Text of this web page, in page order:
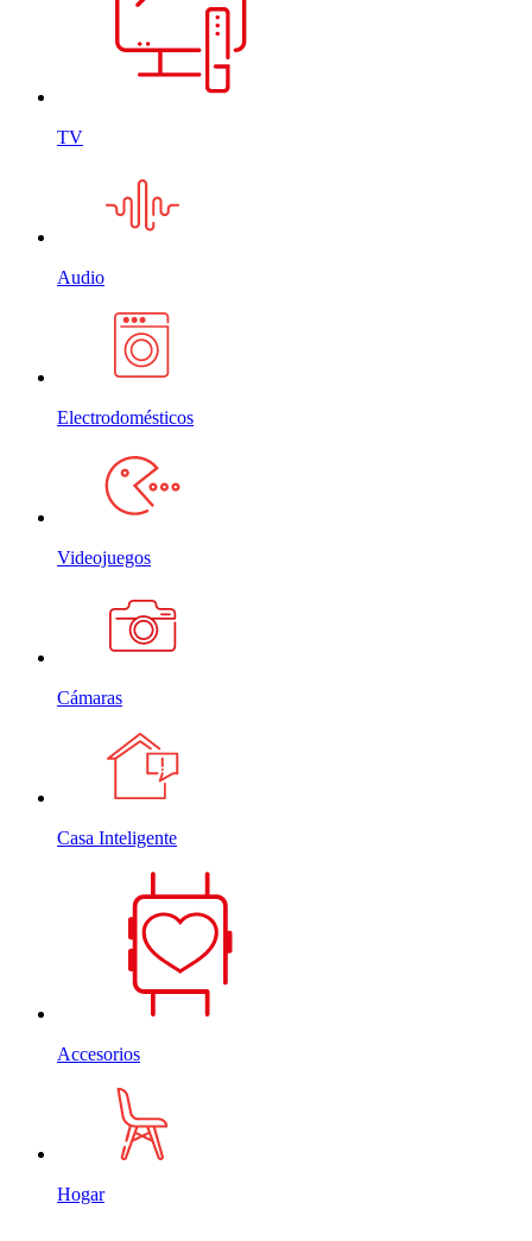
TV
Audio
Electrodomésticos
Videojuegos
Cámaras
Casa Inteligente
Accesorios
Hogar